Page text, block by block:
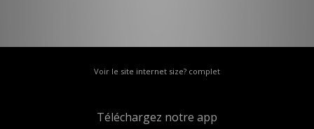
Voir le site internet size? complet
Téléchargez notre app